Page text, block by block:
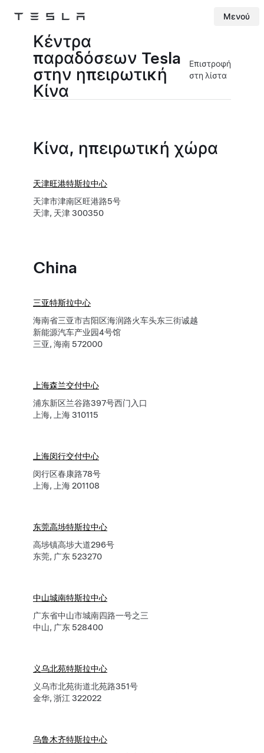
Tesla
Skip to main content
Μενού
Κέντρα
παραδόσεων Tesla
στην ηπειρωτική
Κίνα
Επιστροφή
στη λίστα
Κίνα, ηπειρωτική χώρα
天津旺港特斯拉中心
天津市津南区旺港路5号
天津, 天津 300350
China
三亚特斯拉中心
海南省三亚市吉阳区海润路火车头东三街诚越
新能源汽车产业园4号馆
三亚, 海南 572000
上海森兰交付中心
浦东新区兰谷路397号西门入口
上海, 上海 310115
上海闵行交付中心
闵行区春康路78号
上海, 上海 201108
东莞高埗特斯拉中心
高埗镇高埗大道296号
东莞, 广东 523270
中山城南特斯拉中心
广东省中山市城南四路一号之三
中山, 广东 528400
义乌北苑特斯拉中心
义乌市北苑街道北苑路351号
金华, 浙江 322022
乌鲁木齐特斯拉中心